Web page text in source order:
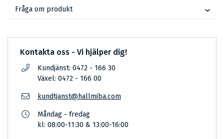
Fråga om produkt
Kontakta oss - Vi hjälper dig!
Kundjänst: 0472 - 166 30
Växel: 0472 - 166 00
kundtjanst@hallmiba.com
Måndag - fredag
kl: 08:00-11:30 & 13:00-16:00